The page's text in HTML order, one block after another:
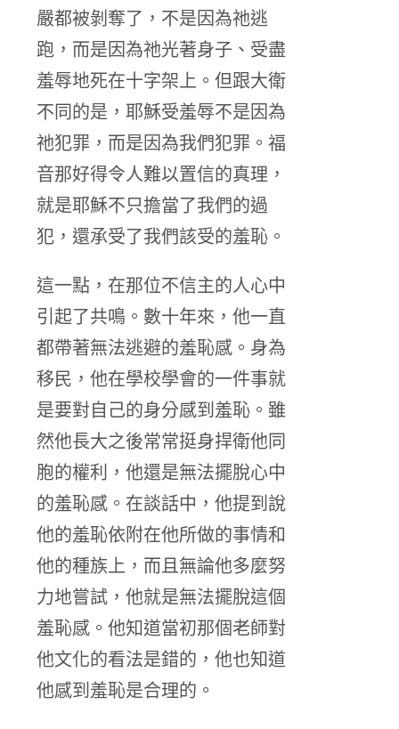
嚴都被剝奪了，不是因為祂逃
跑，而是因為祂光著身子、受盡
羞辱地死在十字架上。但跟大衛
不同的是，耶穌受羞辱不是因為
祂犯罪，而是因為我們犯罪。福
音那好得令人難以置信的真理，
就是耶穌不只擔當了我們的過
犯，還承受了我們該受的羞恥。
這一點，在那位不信主的人心中
引起了共鳴。數十年來，他一直
都帶著無法逃避的羞恥感。身為
移民，他在學校學會的一件事就
是要對自己的身分感到羞恥。雖
然他長大之後常常挺身捍衛他同
胞的權利，他還是無法擺脫心中
的羞恥感。在談話中，他提到說
他的羞恥依附在他所做的事情和
他的種族上，而且無論他多麼努
力地嘗試，他就是無法擺脫這個
羞恥感。他知道當初那個老師對
他文化的看法是錯的，他也知道
他感到羞恥是合理的。